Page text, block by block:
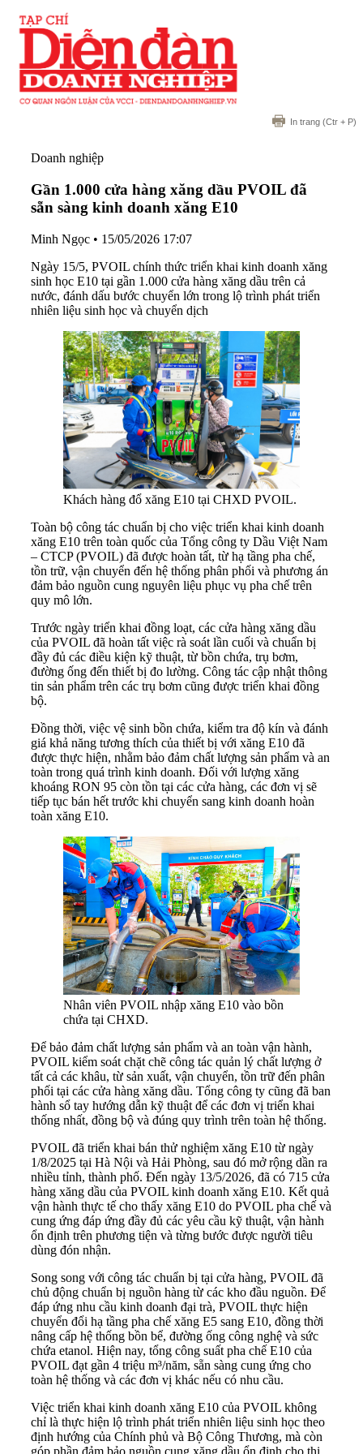
In trang (Ctr + P)
Doanh nghiệp
Gần 1.000 cửa hàng xăng dầu PVOIL đã
sẵn sàng kinh doanh xăng E10
Minh Ngọc • 15/05/2026 17:07
Ngày 15/5, PVOIL chính thức triển khai kinh doanh xăng
sinh học E10 tại gần 1.000 cửa hàng xăng dầu trên cả
nước, đánh dấu bước chuyển lớn trong lộ trình phát triển
nhiên liệu sinh học và chuyển dịch
Khách hàng đổ xăng E10 tại CHXD PVOIL.
Toàn bộ công tác chuẩn bị cho việc triển khai kinh doanh
xăng E10 trên toàn quốc của Tổng công ty Dầu Việt Nam
– CTCP (PVOIL) đã được hoàn tất, từ hạ tầng pha chế,
tồn trữ, vận chuyển đến hệ thống phân phối và phương án
đảm bảo nguồn cung nguyên liệu phục vụ pha chế trên
quy mô lớn.
Trước ngày triển khai đồng loạt, các cửa hàng xăng dầu
của PVOIL đã hoàn tất việc rà soát lần cuối và chuẩn bị
đầy đủ các điều kiện kỹ thuật, từ bồn chứa, trụ bơm,
đường ống đến thiết bị đo lường. Công tác cập nhật thông
tin sản phẩm trên các trụ bơm cũng được triển khai đồng
bộ.
Đồng thời, việc vệ sinh bồn chứa, kiểm tra độ kín và đánh
giá khả năng tương thích của thiết bị với xăng E10 đã
được thực hiện, nhằm bảo đảm chất lượng sản phẩm và an
toàn trong quá trình kinh doanh. Đối với lượng xăng
khoáng RON 95 còn tồn tại các cửa hàng, các đơn vị sẽ
tiếp tục bán hết trước khi chuyển sang kinh doanh hoàn
toàn xăng E10.
Nhân viên PVOIL nhập xăng E10 vào bồn
chứa tại CHXD.
Để bảo đảm chất lượng sản phẩm và an toàn vận hành,
PVOIL kiểm soát chặt chẽ công tác quản lý chất lượng ở
tất cả các khâu, từ sản xuất, vận chuyển, tồn trữ đến phân
phối tại các cửa hàng xăng dầu. Tổng công ty cũng đã ban
hành sổ tay hướng dẫn kỹ thuật để các đơn vị triển khai
thống nhất, đồng bộ và đúng quy trình trên toàn hệ thống.
PVOIL đã triển khai bán thử nghiệm xăng E10 từ ngày
1/8/2025 tại Hà Nội và Hải Phòng, sau đó mở rộng dần ra
nhiều tỉnh, thành phố. Đến ngày 13/5/2026, đã có 715 cửa
hàng xăng dầu của PVOIL kinh doanh xăng E10. Kết quả
vận hành thực tế cho thấy xăng E10 do PVOIL pha chế và
cung ứng đáp ứng đầy đủ các yêu cầu kỹ thuật, vận hành
ổn định trên phương tiện và từng bước được người tiêu
dùng đón nhận.
Song song với công tác chuẩn bị tại cửa hàng, PVOIL đã
chủ động chuẩn bị nguồn hàng từ các kho đầu nguồn. Để
đáp ứng nhu cầu kinh doanh đại trà, PVOIL thực hiện
chuyển đổi hạ tầng pha chế xăng E5 sang E10, đồng thời
nâng cấp hệ thống bồn bể, đường ống công nghệ và sức
chứa etanol. Hiện nay, tổng công suất pha chế E10 của
PVOIL đạt gần 4 triệu m³/năm, sẵn sàng cung ứng cho
toàn hệ thống và các đơn vị khác nếu có nhu cầu.
Việc triển khai kinh doanh xăng E10 của PVOIL không
chỉ là thực hiện lộ trình phát triển nhiên liệu sinh học theo
định hướng của Chính phủ và Bộ Công Thương, mà còn
góp phần đảm bảo nguồn cung xăng dầu ổn định cho thị